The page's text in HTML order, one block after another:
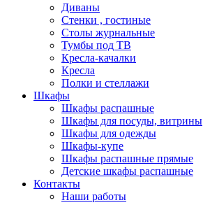
Диваны
Стенки , гостиные
Столы журнальные
Тумбы под ТВ
Кресла-качалки
Кресла
Полки и стеллажи
Шкафы
Шкафы распашные
Шкафы для посуды, витрины
Шкафы для одежды
Шкафы-купе
Шкафы распашные прямые
Детские шкафы распашные
Контакты
Наши работы